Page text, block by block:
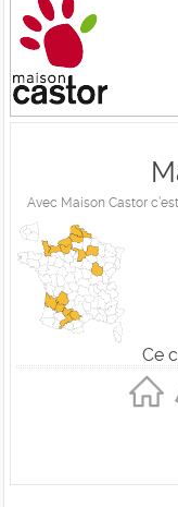
Avec Maison Castor
Ce